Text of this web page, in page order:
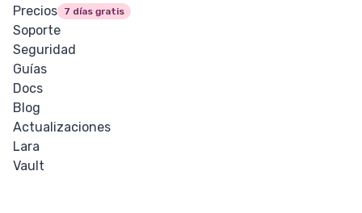
Sombra de
Texto
Transformación
de Texto
Espacio en
Blanco
Precios
7 días gratis
Soporte
Seguridad
Guías
Docs
Blog
Actualizaciones
Lara
Vault